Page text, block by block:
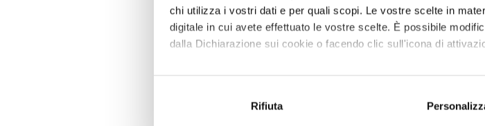
chi utilizza i vostri dati e per quali scopi. Le vostre scelte in
digitale in cui avete effettuato le vostre scelte. È possibile
dalla Dichiarazione sui cookie o facendo clic sull'icona di
Identificare il tuo dispositivo, scansionandolo
Rifiuta
Step Twist Everfit Step-